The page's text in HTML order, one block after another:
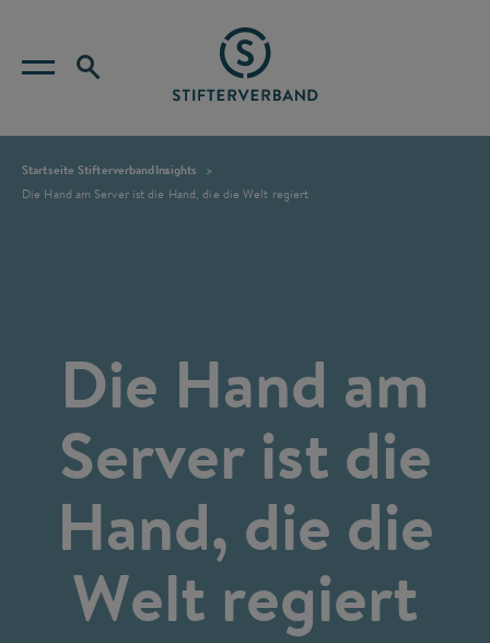
Startseite StifterverbandInsights
Die Hand am Server ist die Hand, die die Welt regiert
Die Hand am
Server ist die
Hand, die die
Welt regiert